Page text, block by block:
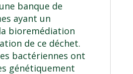
banque de
ayant un
bioremédiation
de ce déchet.
bactériennes ont
génétiquement